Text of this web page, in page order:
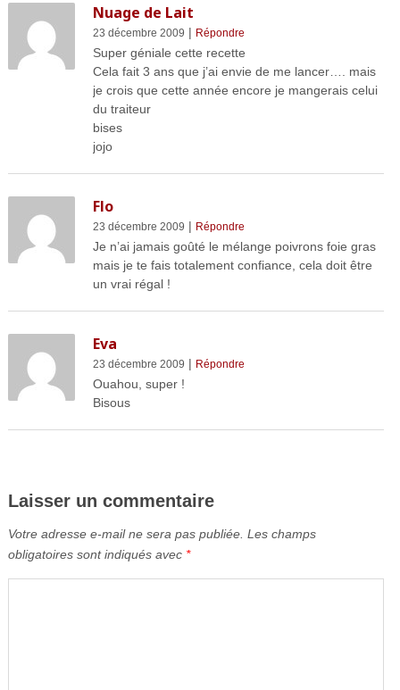
Nuage de Lait
23 décembre 2009 | Répondre
Super géniale cette recette
Cela fait 3 ans que j’ai envie de me lancer…. mais
je crois que cette année encore je mangerais celui
du traiteur
bises
jojo
Flo
23 décembre 2009 | Répondre
Je n’ai jamais goûté le mélange poivrons foie gras
mais je te fais totalement confiance, cela doit être
un vrai régal !
Eva
23 décembre 2009 | Répondre
Ouahou, super !
Bisous
Laisser un commentaire
Votre adresse e-mail ne sera pas publiée. Les champs
obligatoires sont indiqués avec *